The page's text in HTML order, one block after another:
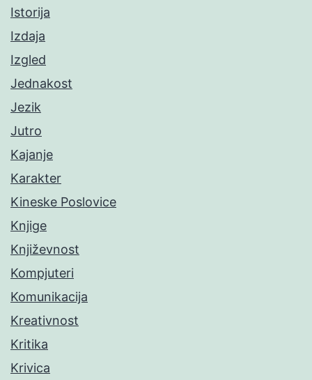
Istorija
Izdaja
Izgled
Jednakost
Jezik
Jutro
Kajanje
Karakter
Kineske Poslovice
Knjige
Književnost
Kompjuteri
Komunikacija
Kreativnost
Kritika
Krivica